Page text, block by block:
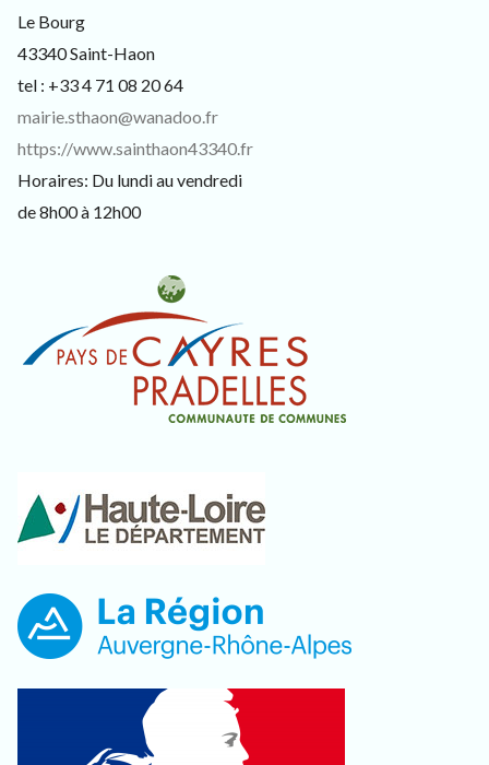
r
i
e
u
x
Le Bourg
43340 Saint-Haon
tel : +33 4 71 08 20 64
mairie.sthaon@wanadoo.fr
https://www.sainthaon43340.fr
Horaires: Du lundi au vendredi
de 8h00 à 12h00